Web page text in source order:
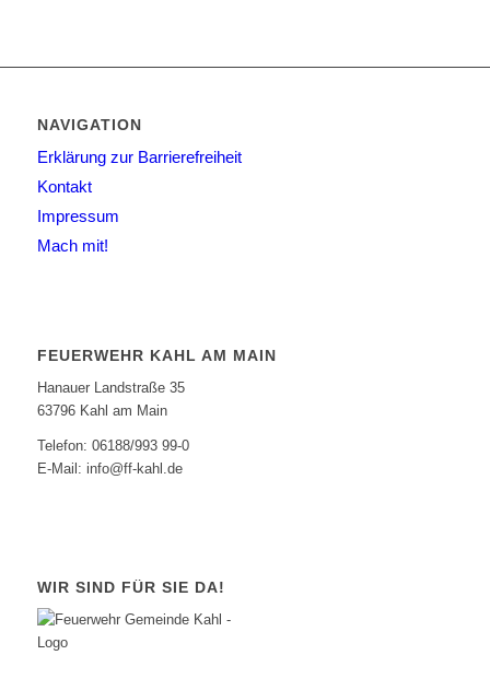
NAVIGATION
Erklärung zur Barrierefreiheit
Kontakt
Impressum
Mach mit!
FEUERWEHR KAHL AM MAIN
Hanauer Landstraße 35
63796 Kahl am Main
Telefon: 06188/993 99-0
E-Mail: info@ff-kahl.de
WIR SIND FÜR SIE DA!